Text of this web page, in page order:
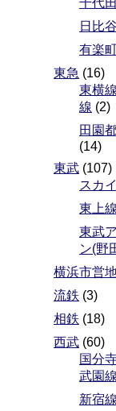
千代
日比
有楽
東急 (16)
東横
線 (2)
田園
(14)
東武 (107)
スカ
東上
東武
ン(野
横浜市営
流鉄 (3)
相鉄 (18)
西武 (60)
国分
武園
新宿